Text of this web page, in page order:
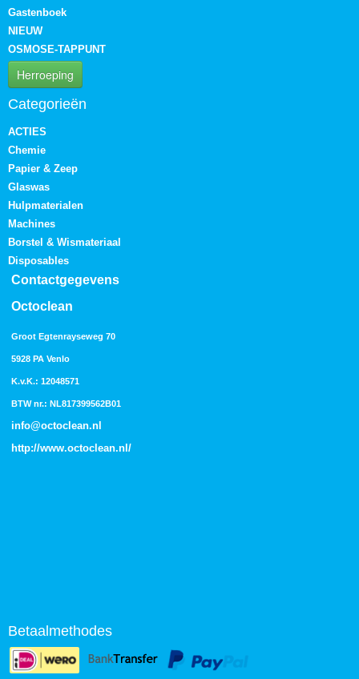
Gastenboek
NIEUW
OSMOSE-TAPPUNT
Herroeping
Categorieën
ACTIES
Chemie
Papier & Zeep
Glaswas
Hulpmaterialen
Machines
Borstel & Wismateriaal
Disposables
Contactgegevens
Octoclean
Groot Egtenrayseweg 70
5928 PA Venlo
K.v.K.: 12048571
BTW nr.: NL817399562B01
info@octoclean.nl
http://www.octoclean.nl /
Betaalmethodes